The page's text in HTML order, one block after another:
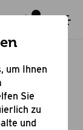
um Ihnen
Sie
zu
und